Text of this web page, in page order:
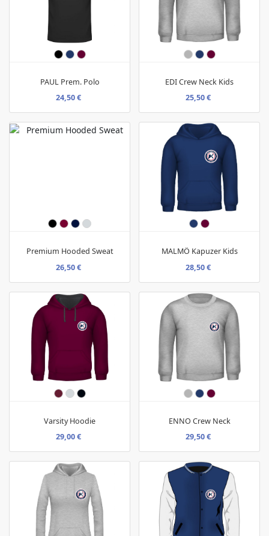
PAUL Prem. Polo
24,50 €
EDI Crew Neck Kids
25,50 €
Premium Hooded Sweat
26,50 €
MALMÖ Kapuzer Kids
28,50 €
Varsity Hoodie
29,00 €
ENNO Crew Neck
29,50 €